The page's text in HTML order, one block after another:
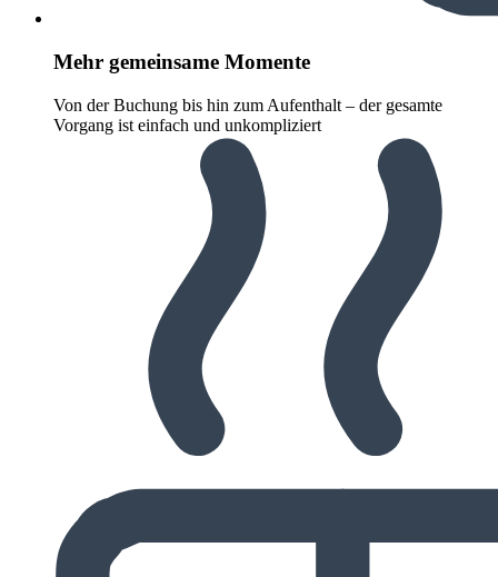
Mehr gemeinsame Momente
Von der Buchung bis hin zum Aufenthalt – der gesamte
Vorgang ist einfach und unkompliziert